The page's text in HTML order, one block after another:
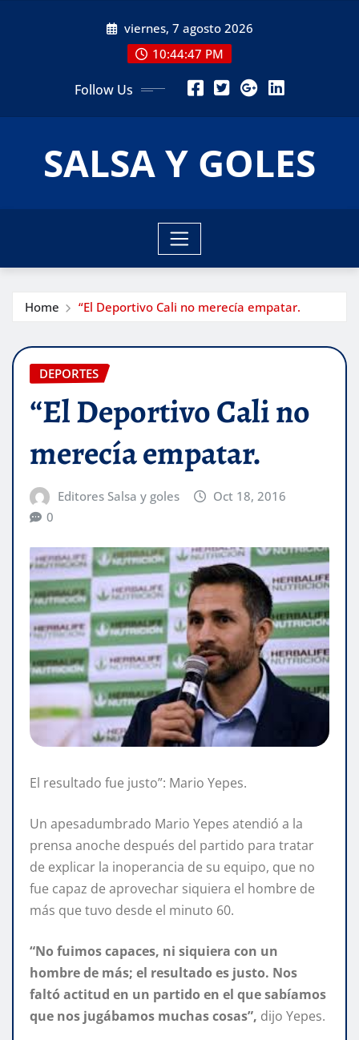
viernes, 7 agosto 2026
10:44:48 PM
Follow Us
SALSA Y GOLES
Home “El Deportivo Cali no merecía empatar.
DEPORTES
“El Deportivo Cali no
merecía empatar.
Editores Salsa y goles
Oct 18, 2016
0
El resultado fue justo”: Mario Yepes.
Un apesadumbrado Mario Yepes atendió a la
prensa anoche después del partido para tratar
de explicar la inoperancia de su equipo, que no
fue capaz de aprovechar siquiera el hombre de
más que tuvo desde el minuto 60.
“No fuimos capaces, ni siquiera con un
hombre de más; el resultado es justo. Nos
faltó actitud en un partido en el que sabíamos
que nos jugábamos muchas cosas”, dijo Yepes.